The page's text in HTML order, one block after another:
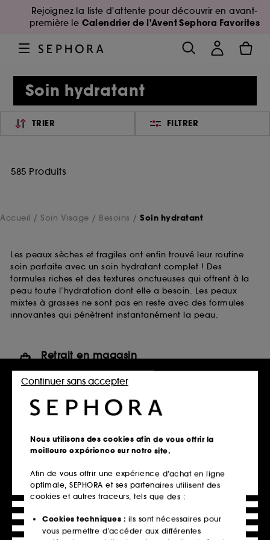
Rejoignez la liste d'attente pour découvrir en avant-
première le Calendrier de l'Avent Sephora Favorites
Soin hydratant
TRIER FILTRER
585 Produits
Accueil Soin Visage Besoins Soin hydratant
Les peaux sèches et fragiles ont enfin trouvé leur routine
soin parfaite avec un soin hydratant complet ! Des
formules riches et des textures onctueuses qui offrent à la
peau toute l’hydratation dont elle a besoin. Les peaux
mixtes à grasses ne sont pas en reste avec des formules
innovantes qui pénètrent instantanément la peau.
Retrait en magasin
Click & Collect en 2h offert
En savoir plus
Livraison standard offerte
à domicile dès 60€ en France
métropolitaine et Monaco
Explorer l'offre
Paiements sécurisés
En savoir plus
Nous utilisons des cookies afin de vous offrir la
meilleure expérience sur notre site.
Afin de vous offrir une expérience d’achat en ligne
optimale, SEPHORA et ses partenaires utilisent des
cookies et autres traceurs, tels que des :
Cookies techniques : ils sont nécessaires pour
vous permettre d’accéder aux différentes
Continuer sans accepter